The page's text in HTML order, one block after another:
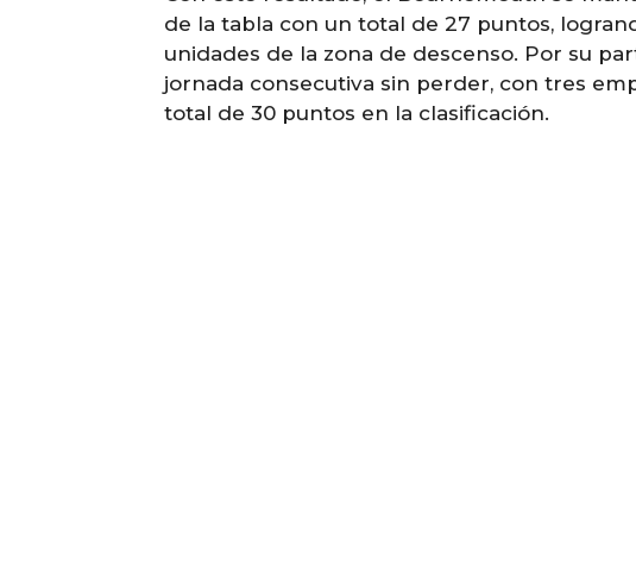
de la tabla con un total de 27 puntos,
unidades de la zona de descenso. Por su
jornada consecutiva sin perder, con tres
total de 30 puntos en la clasificación.